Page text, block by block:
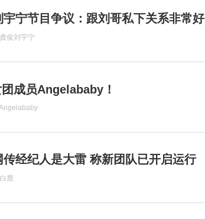
宁节目争议：跟刘哥私下关系非常好
龚俊刘宇宁
成员Angelababy！
传经纪人是大雷 称新团队已开启运行
白鹿